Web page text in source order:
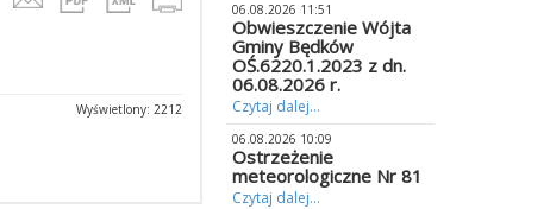
Wyświetlony: 2212
06.08.2026 11:51
Obwieszczenie Wójta
Gminy Będków
OŚ.6220.1.2023 z dn.
06.08.2026 r.
Czytaj dalej...
06.08.2026 10:09
Ostrzeżenie
meteorologiczne Nr 81
Czytaj dalej...